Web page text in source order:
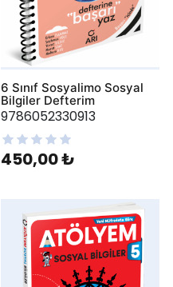
6 Sınıf Sosyalimo Sosyal
Bilgiler Defterim
9786052330913
450,00 ₺